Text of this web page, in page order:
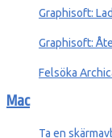
Graphisoft:
Graphisoft:
Felsöka
Mac
Ta en